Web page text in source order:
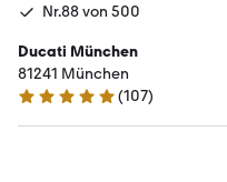
Nr.88 von 500
Ducati München
81241 München
5 Sterne
(107)